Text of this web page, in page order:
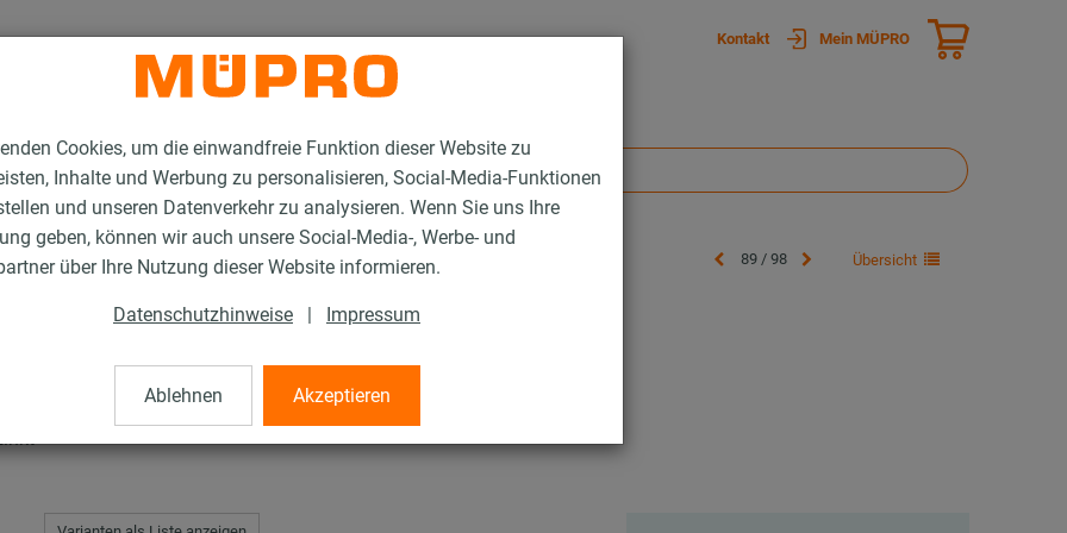
Cookies, um die einwandfreie Funktion dieser Website zu
Inhalte und Werbung zu personalisieren, Social-Media-Funktionen
und unseren Datenverkehr zu analysieren. Wenn Sie uns Ihre
geben, können wir auch unsere Social-Media-, Werbe- und
über Ihre Nutzung dieser Website informieren.
Datenschutzhinweise | Impressum
Ablehnen Akzeptieren
Kontakt Mein MÜPRO
Feuerverzinkte Installationsschienen MPT-Sattelflansch Tragprofilmontage 89 / 98 Übersicht